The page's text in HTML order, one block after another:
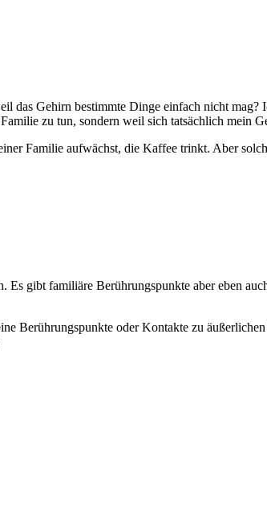
das Gehirn bestimmte Dinge einfach nicht
zu tun, sondern weil sich tatsächlich mein
Familie aufwächst, die Kaffee trinkt. Aber
gibt familiäre Berührungspunkte aber eben
Berührungspunkte oder Kontakte zu